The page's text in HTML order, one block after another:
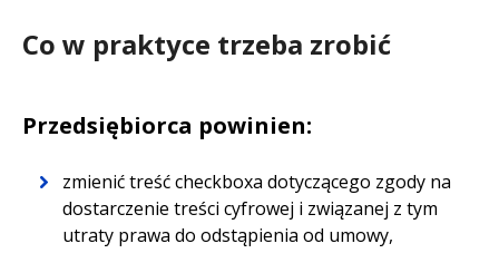
Co w praktyce trzeba zrobić
Przedsiębiorca powinien:
zmienić treść checkboxa dotyczącego zgody na
dostarczenie treści cyfrowej i związanej z tym
utraty prawa do odstąpienia od umowy,